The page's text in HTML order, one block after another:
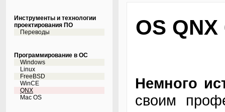
Инструменты и технологии
проектирования ПО
Переводы
Программирование в ОС
Windows
Linux
FreeBSD
WinCE
QNX
Mac OS
OS
Немного
своим